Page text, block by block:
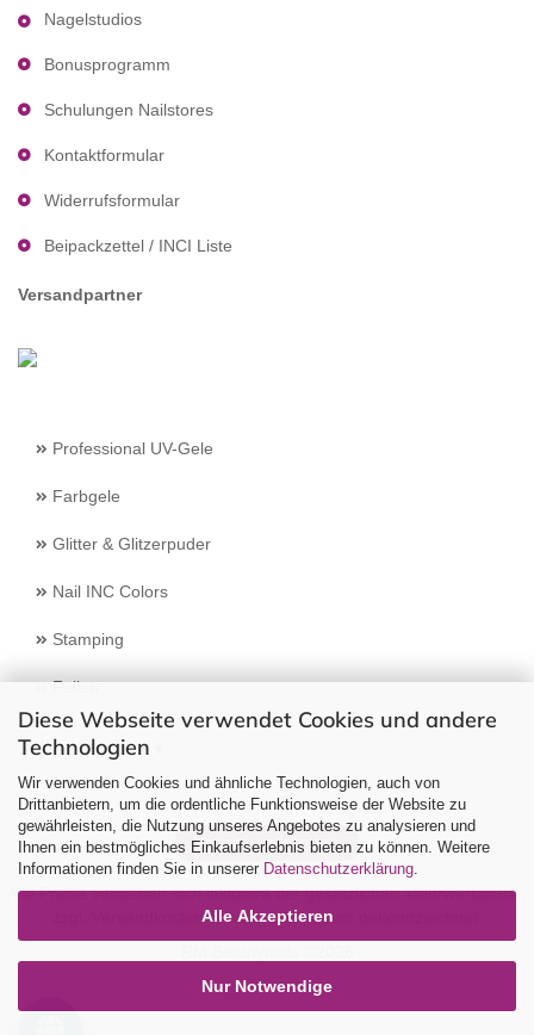
Diese Webseite verwendet Cookies und andere
Technologien
Wir verwenden Cookies und ähnliche Technologien, auch von
Drittanbietern, um die ordentliche Funktionsweise der Website zu
gewährleisten, die Nutzung unseres Angebotes zu analysieren und
Ihnen ein bestmögliches Einkaufserlebnis bieten zu können. Weitere
Informationen finden Sie in unserer Datenschutzerklärung
Alle Akzeptieren
Nur Notwendige
Nagelstudios
Bonusprogramm
Schulungen Nailstores
Kontaktformular
Widerrufsformular
Beipackzettel / INCI Liste
Versandpartner
Professional UV-Gele
Farbgele
Glitter & Glitzerpuder
Nail INC Colors
Stamping
Feilen
Select Language
Vertrag widerrufen
Alle Preise verstehen sich inklusive der gesetzlichen Mehrwertsteuer,
Versandkostensoweit nicht anders gekennzeichnet.